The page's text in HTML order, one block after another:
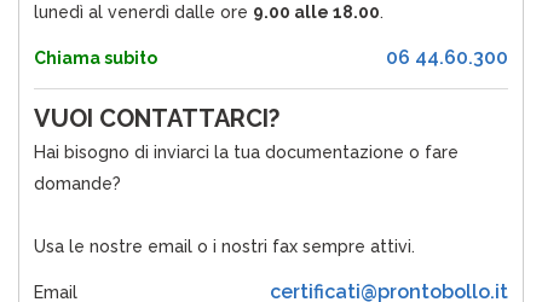
lunedì al venerdì dalle ore 9.00 alle 18.00.
Chiama subito 06 44.60.300
VUOI CONTATTARCI?
Hai bisogno di inviarci la tua documentazione o fare
domande?
Usa le nostre email o i nostri fax sempre attivi.
Email
certificati@prontobollo.it